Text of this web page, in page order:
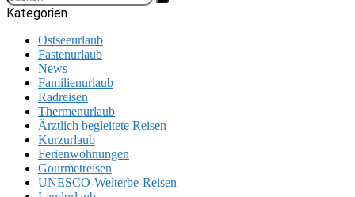
Kategorien
Ostseeurlaub
Fastenurlaub
News
Familienurlaub
Radreisen
Thermenurlaub
Ärztlich begleitete Reisen
Kurzurlaub
Ferienwohnungen
Gourmetreisen
UNESCO-Welterbe-Reisen